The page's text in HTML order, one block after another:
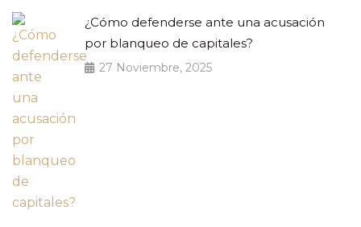
¿Cómo defenderse ante una acusación
por blanqueo de capitales?
27 Noviembre, 2025